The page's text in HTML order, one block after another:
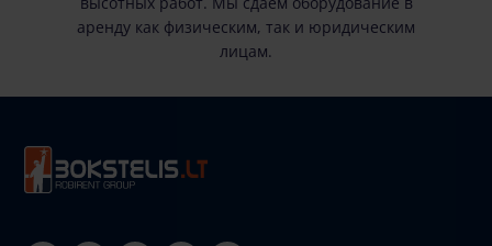
аренду как физическим, так и юридическим
лицам.